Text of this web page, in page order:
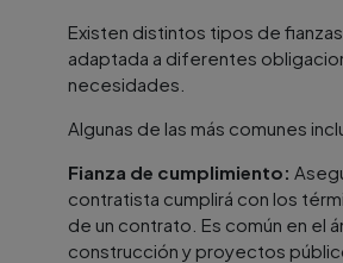
Existen distintos tipos de
adaptada a diferentes
necesidades.
Algunas de las más comunes
Fianza de cumplimiento:
contratista cumplirá con los
de un contrato. Es común en el
construcción y proyectos